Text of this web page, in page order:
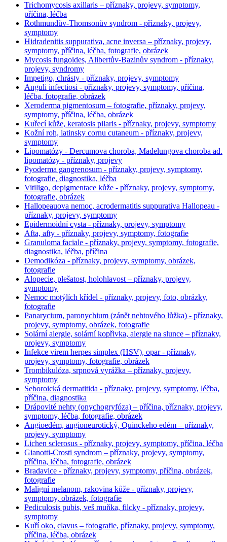
Trichomycosis axillaris – příznaky, projevy, symptomy,
příčina, léčba
Rothmundův-Thomsonův syndrom - příznaky, projevy,
symptomy
Hidradenitis suppurativa, acne inversa – příznaky, projevy,
symptomy, příčina, léčba, fotografie, obrázek
Mycosis fungoides, Alibertův-Bazinův syndrom - příznaky,
projevy, syndromy
Impetigo, chrásty - příznaky, projevy, symptomy
Anguli infectiosi - příznaky, projevy, symptomy, příčina,
léčba, fotografie, obrázek
Xeroderma pigmentosum – fotografie, příznaky, projevy,
symptomy, příčina, léčba, obrázek
Kuřecí kůže, keratosis pilaris - příznaky, projevy, symptomy
Kožní roh, latinsky cornu cutaneum - příznaky, projevy,
symptomy
Lipomatózy - Dercumova choroba, Madelungova choroba ad.
lipomatózy - příznaky, projevy
Pyoderma gangrenosum - příznaky, projevy, symptomy,
fotografie, diagnostika, léčba
Vitiligo, depigmentace kůže - příznaky, projevy, symptomy,
fotografie, obrázek
Hallopeauova nemoc, acrodermatitis suppurativa Hallopeau -
příznaky, projevy, symptomy
Epidermoidní cysta - příznaky, projevy, symptomy
Afta, afty - příznaky, projevy, symptomy, fotografie
Granuloma faciale - příznaky, projevy, symptomy, fotografie,
diagnostika, léčba, příčina
Demodikóza - příznaky, projevy, symptomy, obrázek,
fotografie
Alopecie, plešatost, holohlavost – příznaky, projevy,
symptomy
Nemoc motýlích křídel - příznaky, projevy, foto, obrázky,
fotografie
Panarycium, paronychium (zánět nehtového lůžka) - příznaky,
projevy, symptomy, obrázek, fotografie
Solární alergie, solární kopřivka, alergie na slunce – příznaky,
projevy, symptomy
Infekce virem herpes simplex (HSV), opar - příznaky,
projevy, symptomy, fotografie, obrázek
Trombikulóza, srpnová vyrážka – příznaky, projevy,
symptomy
Seboroická dermatitida - příznaky, projevy, symptomy, léčba,
příčina, diagnostika
Drápovité nehty (onychogryfóza) – příčina, příznaky, projevy,
symptomy, léčba, fotografie, obrázek
Angioedém, angioneurotický, Quinckeho edém – příznaky,
projevy, symptomy
Lichen sclerosus - příznaky, projevy, symptomy, příčina, léčba
Gianotti-Crosti syndrom – příznaky, projevy, symptomy,
příčina, léčba, fotografie, obrázek
Bradavice - příznaky, projevy, symptomy, příčina, obrázek,
fotografie
Maligní melanom, rakovina kůže - příznaky, projevy,
symptomy, obrázek, fotografie
Pediculosis pubis, veš muňka, filcky - příznaky, projevy,
symptomy
Kuří oko, clavus – fotografie, příznaky, projevy, symptomy,
příčina, léčba, obrázek